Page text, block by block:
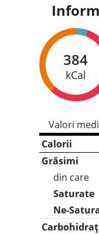
384
kCal
Valori
Calorii
Grăsimi
din care
Saturate
Ne-